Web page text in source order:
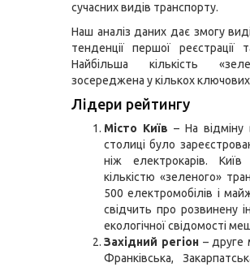
сучасних видів транспорту.
Наш аналіз даних дає змогу
тенденції першої реєстрації
Найбільша кількість
зосереджена у кількох ключових
Лідери рейтингу
Місто Київ – На відміну
столиці було
ніж електрокарів.
кількістю «зеленого»
500 електромобілів і
свідчить про розвинену
екологічної свідомості
Західний регіон– друге
Франківська,